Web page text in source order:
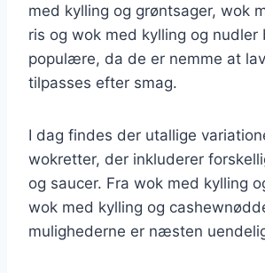
med kylling og grøntsager, wok
ris og wok med kylling og nudler
populære, da de er nemme at
tilpasses efter smag.
I dag findes der utallige
wokretter, der inkluderer
og saucer. Fra wok med kylling
wok med kylling og
mulighederne er næsten